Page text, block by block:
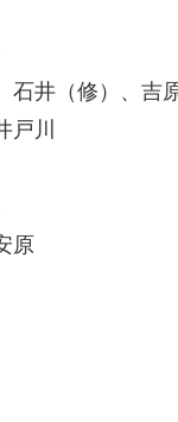
修）、吉原、
川